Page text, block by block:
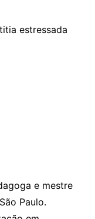
estressada
e mestre
Paulo.